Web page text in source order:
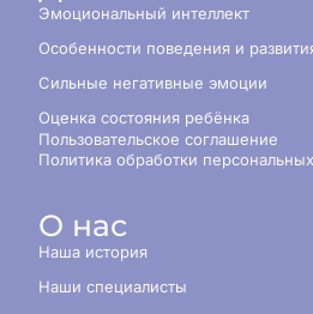
Эмоциональный интеллект
Особенности поведения и
Сильные негативные эмоции
Оценка состояния ребёнка
Пользовательское соглашение
Политика обработки
О нас
Наша история
Наши специалисты